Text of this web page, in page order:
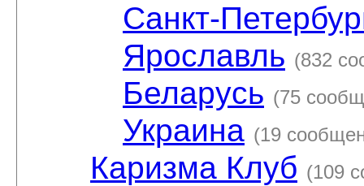
Санкт-
Ярославль (832
Беларусь (75
Украина (19
Каризма Клуб (109